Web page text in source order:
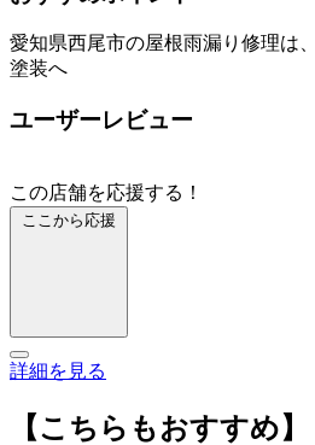
愛知県西尾市の屋根雨漏り修理は
塗装へ
ユーザーレビュー
この店舗を応援する！
ここから応援
詳細を見る
【こちらもおすすめ】